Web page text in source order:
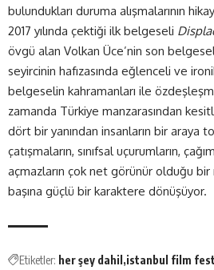
bulundukları duruma alışmalarının
2017 yılında çektiği ilk belgeseli
övgü alan Volkan Üce’nin son
seyircinin hafızasında eğlenceli ve
belgeselin kahramanları ile
zamanda Türkiye manzarasından
dört bir yanından insanların bir araya
çatışmaların, sınıfsal uçurumların,
açmazların çok net görünür olduğu
başına güçlü bir karaktere dönüşüyor.
Etiketler: her şey dahil istanbul film